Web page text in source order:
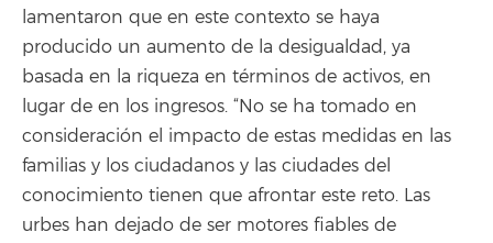
lamentaron que en este contexto se haya
producido un aumento de la desigualdad, ya
basada en la riqueza en términos de activos, en
lugar de en los ingresos. “No se ha tomado en
consideración el impacto de estas medidas en las
familias y los ciudadanos y las ciudades del
conocimiento tienen que afrontar este reto. Las
urbes han dejado de ser motores fiables de